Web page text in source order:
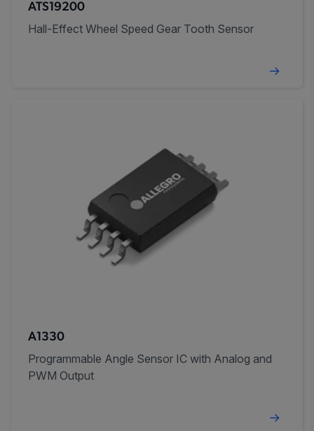
ATS19200
Hall-Effect Wheel Speed Gear Tooth Sensor
A1330
Programmable Angle Sensor IC with Analog and
PWM Output